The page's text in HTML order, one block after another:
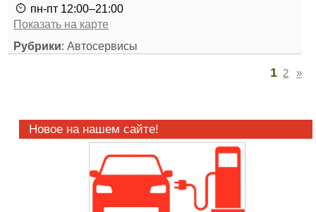
пн-пт 12:00–21:00
Показать на карте
Рубрики: Автосервисы
1 2 »
Новое на нашем сайте!